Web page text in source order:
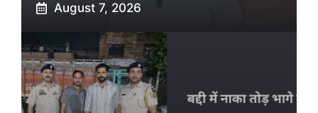
August 7, 2026